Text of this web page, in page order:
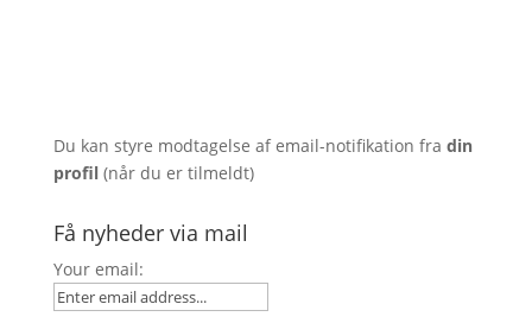
Du kan styre modtagelse af email-notifikation fra din
profil(når du er tilmeldt)
Få nyheder via mail
Your email: